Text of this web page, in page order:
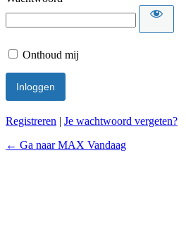
Onthoud mij
Registreren | Je wachtwoord vergeten?
← Ga naar MAX Vandaag